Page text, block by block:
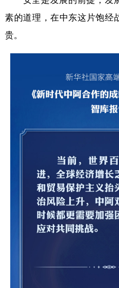
素的道理，在中东这片饱经
贵。